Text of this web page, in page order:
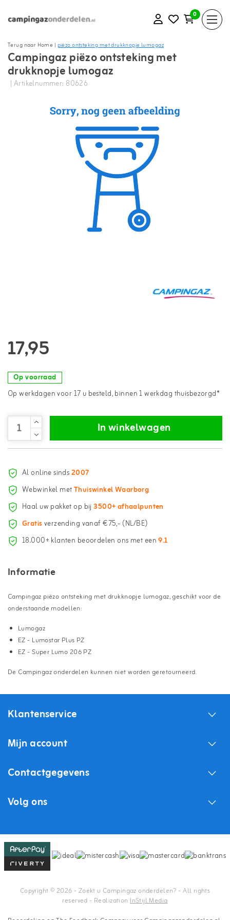
0
Terug naar Home | piëzo ontsteking met drukknopje lumogaz
Campingaz piëzo ontsteking met
drukknopje lumogaz
| Artikelnummer: 80626
17,95
Op voorraad
Op werkdagen voor 17 u besteld, binnen 1 werkdag thuisbezorgd*
In winkelwagen
Al online sinds2007
Webwinkel metThuiswinkel Waarborg
Haal uw pakket op bij3500+ afhaalpunten
Gratisverzending vanaf €75,- (NL/BE)
18.000+ klanten beoordelen ons met een9.1
Informatie
Campingaz piëzo ontsteking met drukknopje lumogaz, geschikt voor de
onderstaande modellen:
Lumogaz
EZ - Lumostar Plus PZ
EZ - Super Lumo 206 PZ
De Campingaz onderdelen kunnen niet worden geretourneerd.
Klantenservice
Mijn account
Contactgegevens
Volg ons
Copyright © 2026 - Zoekt u Campingaz onderdelen? - All rights
reserved - RealizationInStijl Media